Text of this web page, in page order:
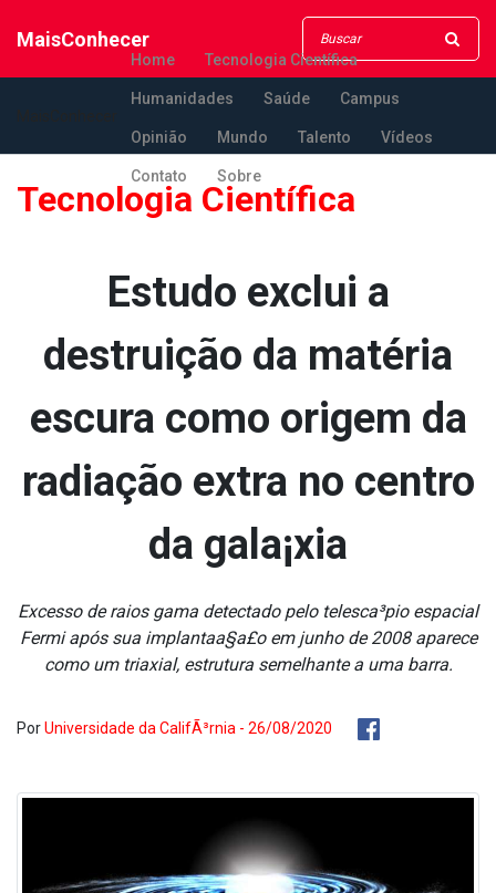
MaisConhecer
Home Tecnologia Científica
Humanidades Saúde Campus
Opinião Mundo Talento Vídeos
Contato Sobre
Tecnologia Científica
Estudo exclui a
destruição da matéria
escura como origem da
radiação extra no centro
da gala¡xia
Excesso de raios gama detectado pelo telesca³pio espacial
Fermi após sua implantaa§a£o em junho de 2008 aparece
como um triaxial, estrutura semelhante a uma barra.
PorUniversidade da CalifÃ³rnia - 26/08/2020